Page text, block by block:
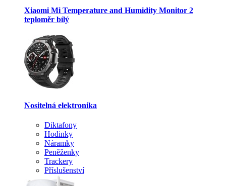
Xiaomi Mi Temperature and Humidity Monitor 2
teploměr bílý
Nositelná elektronika
Diktafony
Hodinky
Náramky
Peněženky
Trackery
Příslušenství